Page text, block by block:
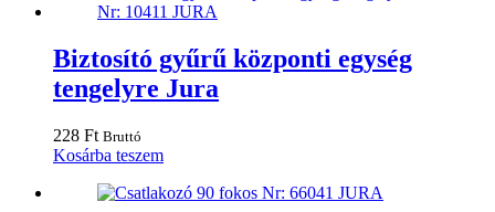
Biztosító gyűrű központi egység
tengelyre Jura
228 Ft Bruttó
Kosárba teszem